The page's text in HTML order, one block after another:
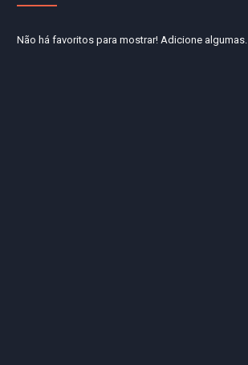
Não há favoritos para mostrar! Adicione algumas.